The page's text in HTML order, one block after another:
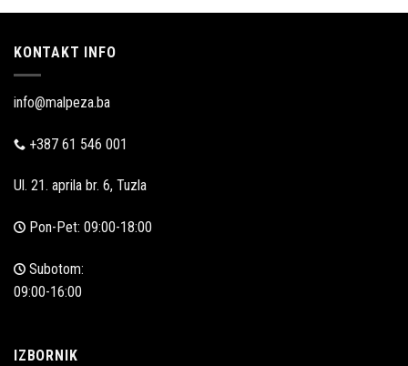
KONTAKT INFO
info@malpeza.ba
+387 61 546 001
Ul. 21. aprila br. 6, Tuzla
Pon-Pet: 09:00-18:00
Subotom:
09:00-16:00
IZBORNIK